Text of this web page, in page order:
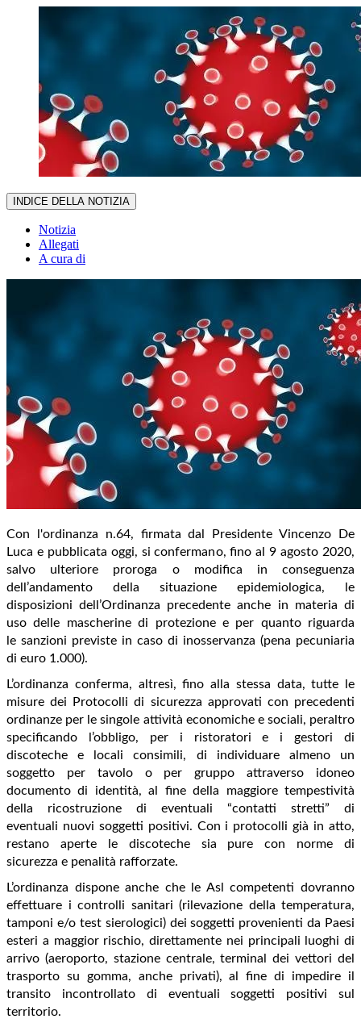
INDICE DELLA NOTIZIA
Notizia
Allegati
A cura di
Con l'ordinanza n.64, firmata dal Presidente Vincenzo De
Luca e pubblicata oggi, si confermano, fino al 9 agosto 2020,
salvo ulteriore proroga o modifica in conseguenza
dell’andamento della situazione epidemiologica, le
disposizioni dell’Ordinanza precedente anche in materia di
uso delle mascherine di protezione e per quanto riguarda
le sanzioni previste in caso di inosservanza (pena pecuniaria
di euro 1.000).
L’ordinanza conferma, altresì, fino alla stessa data, tutte le
misure dei Protocolli di sicurezza approvati con precedenti
ordinanze per le singole attività economiche e sociali, peraltro
specificando l’obbligo, per i ristoratori e i gestori di
discoteche e locali consimili, di individuare almeno un
soggetto per tavolo o per gruppo attraverso idoneo
documento di identità, al fine della maggiore tempestività
della ricostruzione di eventuali “contatti stretti” di
eventuali nuovi soggetti positivi. Con i protocolli già in atto,
restano aperte le discoteche sia pure con norme di
sicurezza e penalità rafforzate.
L’ordinanza dispone anche che le Asl competenti dovranno
effettuare i controlli sanitari (rilevazione della temperatura,
tamponi e/o test sierologici) dei soggetti provenienti da Paesi
esteri a maggior rischio, direttamente nei principali luoghi di
arrivo (aeroporto, stazione centrale, terminal dei vettori del
trasporto su gomma, anche privati), al fine di impedire il
transito incontrollato di eventuali soggetti positivi sul
territorio.